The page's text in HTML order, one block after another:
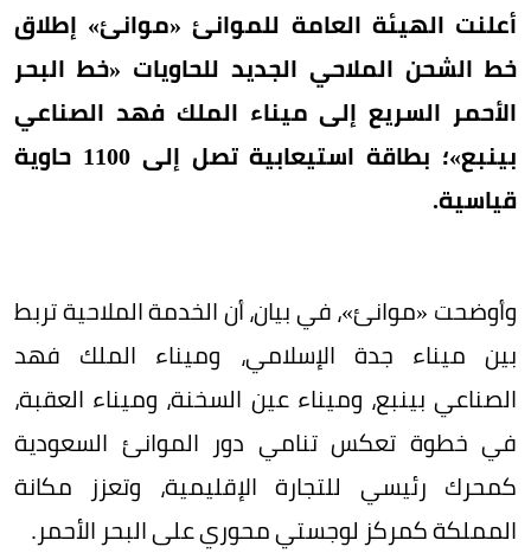
أعلنت الهيئة العامة للموانئ «موانئ» إطلاق
خط الشحن الملاحي الجديد للحاويات «خط البحر
الأحمر السريع إلى ميناء الملك فهد الصناعي
بينبع»؛ بطاقة استيعابية تصل إلى 1100 حاوية
قياسية.
وأوضحت «موانئ»، في بيان، أن الخدمة الملاحية تربط
بين ميناء جدة الإسلامي، وميناء الملك فهد
الصناعي بينبع، وميناء عين السخنة، وميناء العقبة،
في خطوة تعكس تنامي دور الموانئ السعودية
كمحرك رئيسي للتجارة الإقليمية، وتعزز مكانة
المملكة كمركز لوجستي محوري على البحر الأحمر.